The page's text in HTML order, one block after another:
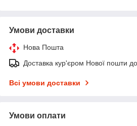
Умови доставки
Нова Пошта
Доставка кур'єром Нової пошти до
Всі умови доставки
Умови оплати